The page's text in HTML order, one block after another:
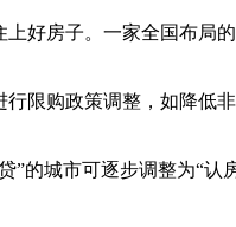
房子。一家全国布局
购政策调整，如降低
城市可逐步调整为“认